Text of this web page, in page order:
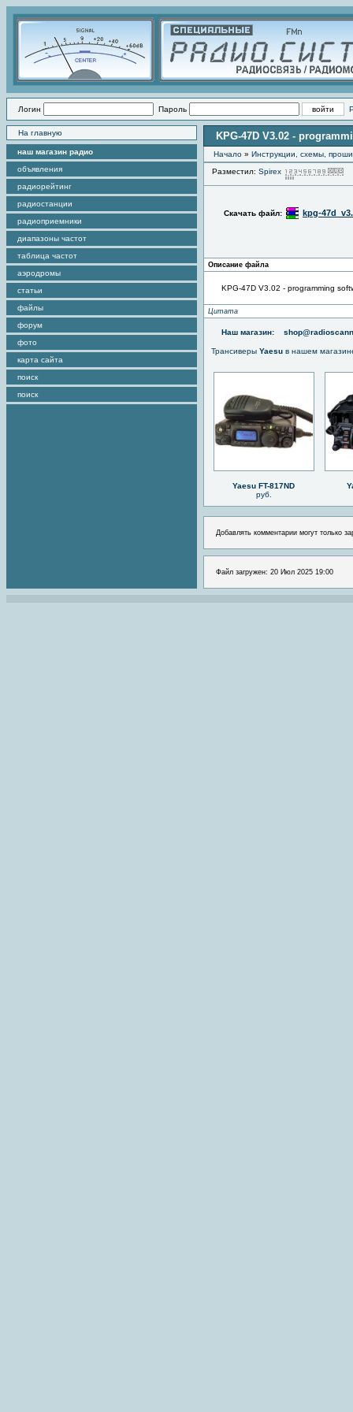
Логин Пароль
На главную
наш магазин радио
объявления
радиорейтинг
радиостанции
радиоприемники
диапазоны частот
таблица частот
аэродромы
статьи
файлы
форум
фото
карта сайта
поиск
поиск
KPG-47D V3.02 -
Начало » Инструкции, схемы,
Разместил: Spirex
Скачать файл: kpg-
Описание файла
KPG-47D V3.02 - programming
Цитата
Наш магазин:
Трансиверы Yaesu в нашем
Yaesu FT-817ND
руб.
Добавлять комментарии могут только
Файл загружен: 20 Июл 2025 19:00